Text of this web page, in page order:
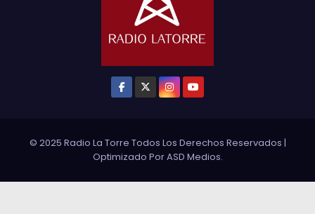
© 2025 Radio La Torre Todos Los Derechos Reservados |
Optimizado PorASD Medios.